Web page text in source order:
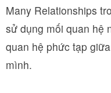
Many Relationships
sử dụng mối quan hệ
quan hệ phức tạp
mình.